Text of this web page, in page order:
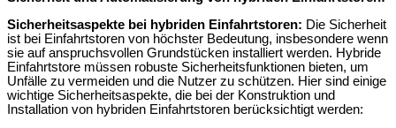
Sicherheitsaspekte bei hybriden Einfahrtstoren: Die Sicherheit
ist bei Einfahrtstoren von höchster Bedeutung, insbesondere wenn
sie auf anspruchsvollen Grundstücken installiert werden. Hybride
Einfahrtstore müssen robuste Sicherheitsfunktionen bieten, um
Unfälle zu vermeiden und die Nutzer zu schützen. Hier sind einige
wichtige Sicherheitsaspekte, die bei der Konstruktion und
Installation von hybriden Einfahrtstoren berücksichtigt werden: